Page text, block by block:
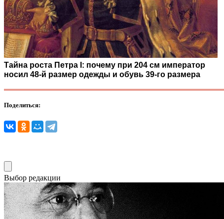
Тайна роста Петра I: почему при 204 см император
носил 48-й размер одежды и обувь 39-го размера
Поделиться:
Выбор редакции